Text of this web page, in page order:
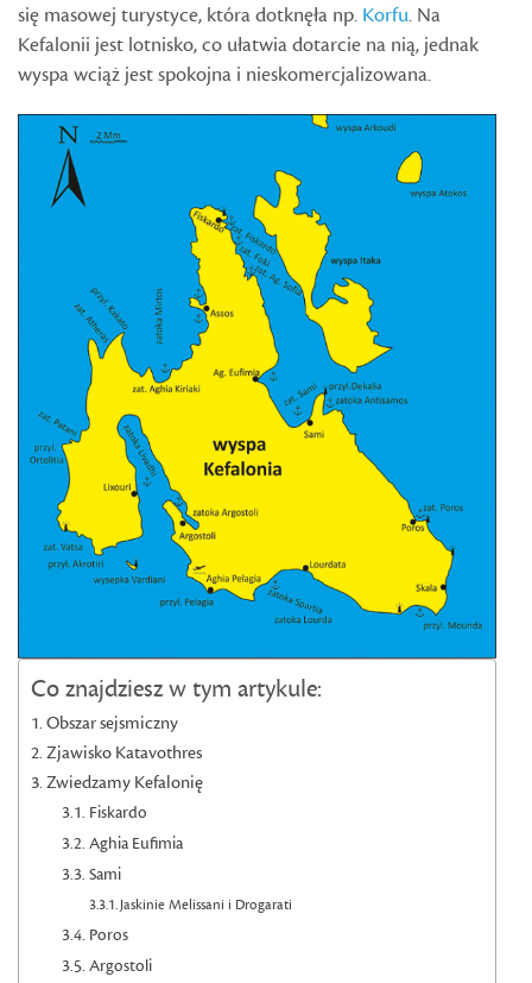
się masowej turystyce, która dotknęła np. Korfu. Na
Kefalonii jest lotnisko, co ułatwia dotarcie na nią, jednak
wyspa wciąż jest spokojna i nieskomercjalizowana.
Co znajdziesz w tym artykule:
Obszar sejsmiczny
Zjawisko Katavothres
Zwiedzamy Kefalonię
Fiskardo
Aghia Eufimia
Sami
Jaskinie Melissani i Drogarati
Poros
Argostoli